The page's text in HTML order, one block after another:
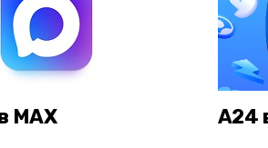
MAX А24